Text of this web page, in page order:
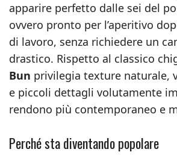
apparire perfetto dalle sei del
ovvero pronto per l’aperitivo
di lavoro, senza richiedere un
drastico. Rispetto al classico
Bun privilegia texture naturale,
e piccoli dettagli volutamente
rendono più contemporaneo e
Perché sta diventando popolare